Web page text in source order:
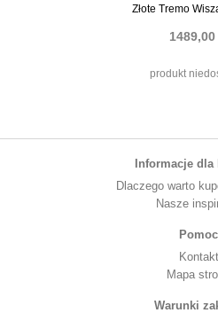
Złote Tremo
1489,00
produkt
Informacje dla
Dlaczego warto
Nasze
Pomoc
Kontakt
Mapa
Warunki